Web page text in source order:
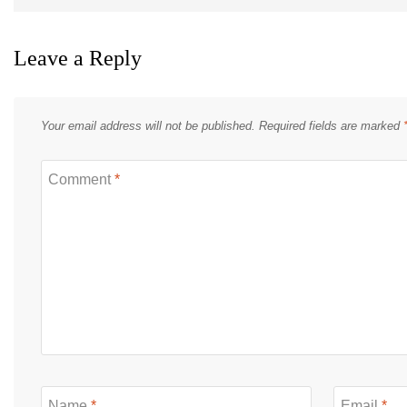
Leave a Reply
Your email address will not be published. Required fields are marked *
Comment *